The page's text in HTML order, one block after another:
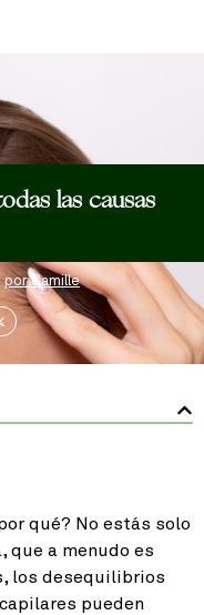
las causas
porCamille
qué? No estás solo
que a menudo es
los desequilibrios
pueden